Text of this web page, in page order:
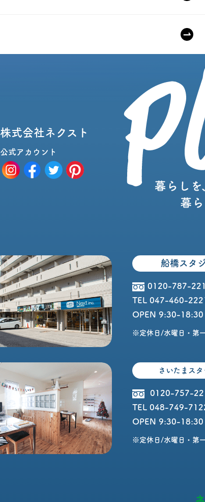
株式会社ネクスト
公式アカウント
船橋スタ
0120-787-221
TEL 047-460-
OPEN 9:30-18:30
※定休日/水曜日・第
さいたまスタ
0120-757-
TEL 048-749-
OPEN 9:30-18:30
※定休日/水曜日・第